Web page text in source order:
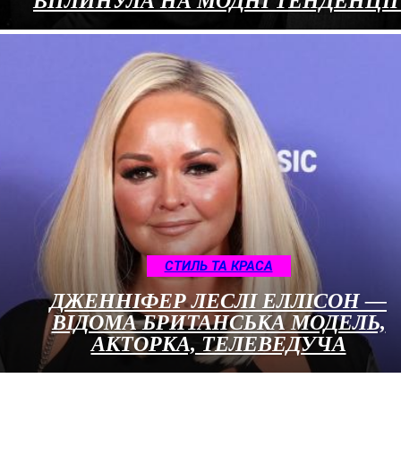
СТИЛЬ ТА КРАСА
ДЖЕННІФЕР ЛЕСЛІ ЕЛЛІСОН —
ВІДОМА БРИТАНСЬКА МОДЕЛЬ,
АКТОРКА, ТЕЛЕВЕДУЧА